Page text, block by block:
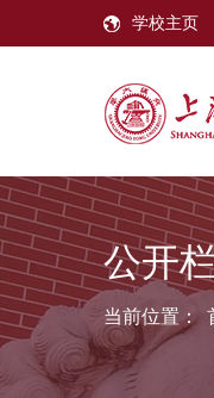
学校主页
公开
当前位置：